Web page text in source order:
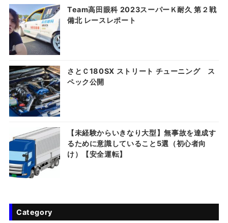
Team高田眼科 2023スーパーＫ耐久 第２戦
備北 レースレポート
さとＣ180SX ストリート チューニング ス
ペック公開
【未経験からいきなり大型】無事故を達成す
るために意識していること5選（初心者向
け）【安全運転】
Category